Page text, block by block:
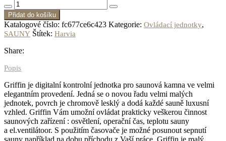
Přidat do košíku
Katalogové číslo: fc677ce6c423 Kategorie: Ovládací jednotky,
SAUNY Štítek: Harvia
Share:
Popis
Griffin je digitalní kontrolní jednotka pro saunová kamna ve velmi
elegantním provedení. Jedná se o novou řadu velmi malých
jednotek, povrch je chromově lesklý a dodá každé sauně luxusní
vzhled. Griffin Vám umožní ovládat prakticky veškerou činnost
saunových zařízení : osvětlení, operační čas, teplotu sauny
a el.ventilátoor. S použitím časovače je možné posunout sepnutí
sauny například na dobu příchodu z Vaší práce. Griffin je malý